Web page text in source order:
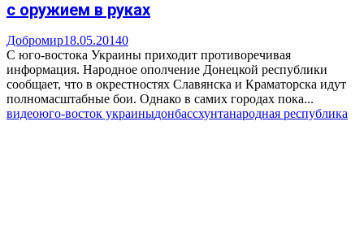
с оружием в руках
Добромир18.05.20140
С юго-востока Украины приходит противоречивая
информация. Народное ополчение Донецкой республики
сообщает, что в окрестностях Славянска и Краматорска идут
полномасштабные бои. Однако в самих городах пока...
видеоюго-восток украиныдонбассхунтанародная республика